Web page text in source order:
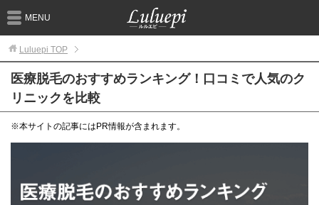
MENU
Luluepi TOP
医療脱毛のおすすめランキング！口コミで人気のク
リニックを比較
※本サイトの記事にはPR情報が含まれます。